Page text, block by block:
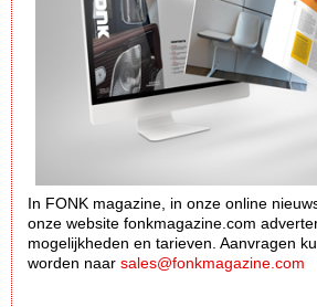
In FONK magazine, in onze online
onze website fonkmagazine.com
mogelijkheden en tarieven. Aanvragen
worden naar sales@fonkmagazine.com